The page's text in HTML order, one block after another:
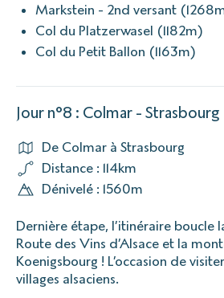
Markstein - 2nd versant
Col du Platzerwasel (1182m)
Col du Petit Ballon (1163m)
Jour n°8 : Colmar - Strasbourg
De Colmar à Strasbourg
Distance : 114km
Dénivelé : 1560m
Dernière étape, l’itinéraire boucle
Route des Vins d’Alsace et la
Koenigsbourg ! L’occasion de
villages alsaciens.